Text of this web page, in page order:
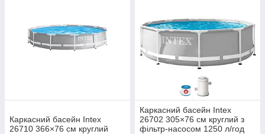
Каркасний басейн Intex
26710 366×76 см круглий
Каркасний басейн Intex
26702 305×76 см круглий з
фільтр-насосом 1250 л/год